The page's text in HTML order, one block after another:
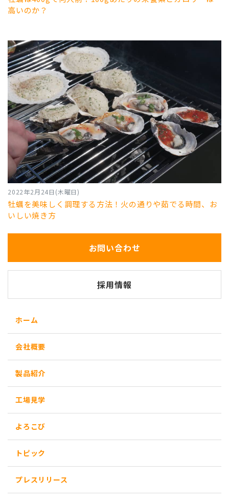
高いのか？
2022年2月24日(木曜日)
牡蠣を美味しく調理する方法！火の通りや茹でる時間、お
いしい焼き方
お問い合わせ
採用情報
ホーム
会社概要
製品紹介
工場見学
よろこび
トピック
プレスリリース